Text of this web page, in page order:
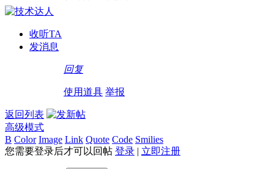
收听TA
发消息
回复
使用道具 举报
返回列表
高级模式
B Color Image Link Quote Code Smilies
您需要登录后才可以回帖 登录 | 立即注册